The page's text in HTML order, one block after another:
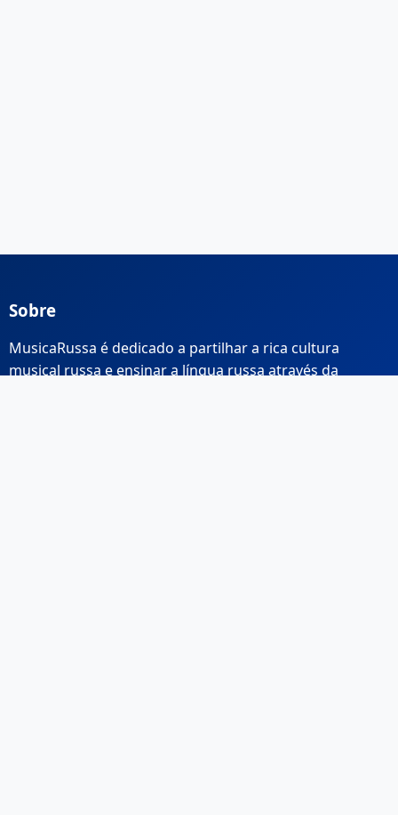
Sobre
MusicaRussa é dedicado a partilhar a rica cultura
musical russa e ensinar a língua russa através da